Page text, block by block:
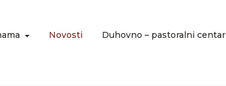
Novosti Duhovno – pastoralni centar